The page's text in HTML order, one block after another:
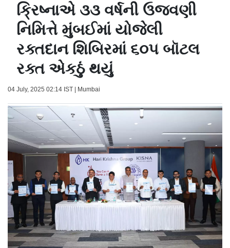
ક્રિષ્નાએ ૩૩ વર્ષની ઉજવણી
નિમિત્તે મુંબઈમાં યોજેલી
રક્તદાન શિબિરમાં ૬૦૫ બૉટલ
રક્ત એકઠું થયું
04 July, 2025 02:14 IST | Mumbai